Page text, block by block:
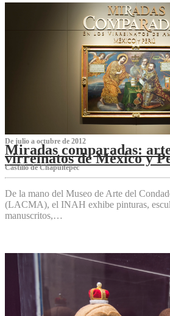
De julio a octubre de 2012
Miradas comparadas:
virreinatos de México y
Castillo de Chapultepec
De la mano del Museo de Arte del
(LACMA), el INAH exhibe pinturas,
manuscritos,…